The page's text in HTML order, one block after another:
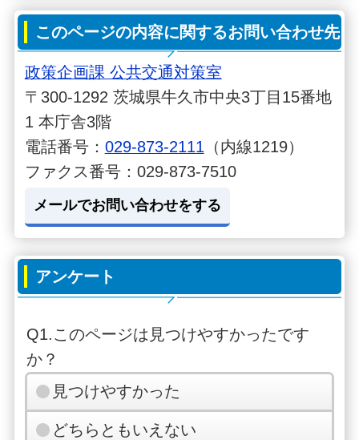
(7)上柏田2丁目
北
18:14 18:39
(6)上柏田3丁目
北
18:16 18:41
(5)上柏田3丁目
西
18:16
(4)松ヶ丘入口 18:17
(3)上柏田4丁目
(20)つくばセン
トラル病院前
18:20 18:45
(19)東洋高校入
このページの内容に関するお問い合わせ先
政策企画課 公共交通対策室
〒300-1292 茨城県牛久市中央3丁目15番地
1 本庁舎3階
電話番号： 029-873-2111 （内線1219）
ファクス番号：029-873-7510
メールでお問い合わせをする
アンケート
Q1.このページは見つけやすかったです
か？
見つけやすかった
どちらともいえない